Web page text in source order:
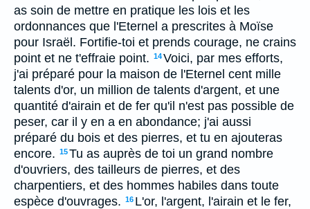
as soin de mettre en pratique les lois et les
ordonnances que l'Eternel a prescrites à Moïse
pour Israël. Fortifie-toi et prends courage, ne crains
point et ne t'effraie point. 14Voici, par mes efforts,
j'ai préparé pour la maison de l'Eternel cent mille
talents d'or, un million de talents d'argent, et une
quantité d'airain et de fer qu'il n'est pas possible de
peser, car il y en a en abondance; j'ai aussi
préparé du bois et des pierres, et tu en ajouteras
encore. 15Tu as auprès de toi un grand nombre
d'ouvriers, des tailleurs de pierres, et des
charpentiers, et des hommes habiles dans toute
espèce d'ouvrages. 16 L'or, l'argent, l'airain et le fer,